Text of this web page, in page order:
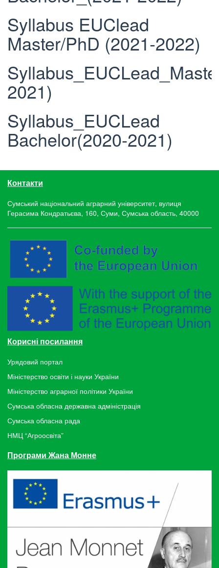
Syllabus EUClead
Master/PhD (2021-2022)
2021)
Syllabus_EUCLead
Bachelor(2020-2021)
Контакти
Сумський національний аграрний університет, вулиця
Герасима Кондратьєва, 160, Суми, Сумська область, 40000
Корисні посилання
Урядовий портал
Міністерство освіти і науки України
Міністерство аграрної політики України
Сумська обласна державна адміністрація
Сумська обласна рада
НМЦ “Агроосвіта”
Програми Жана Монне